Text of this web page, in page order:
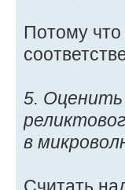
Потому что
5.
в
Считать